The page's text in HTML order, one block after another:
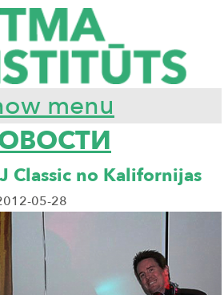
menu
Classic no Kalifornijas
05-28